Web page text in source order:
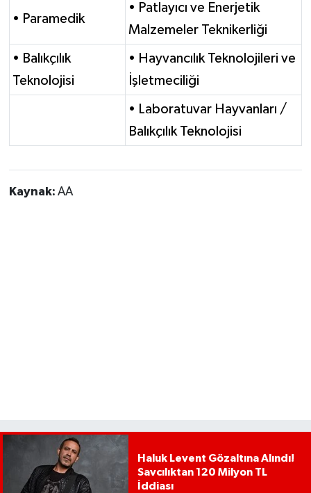
• Paramedik
• Patlayıcı ve Enerjetik
Malzemeler Teknikerliği
• Balıkçılık
Teknolojisi
• Hayvancılık Teknolojileri ve
İşletmeciliği
• Laboratuvar Hayvanları /
Balıkçılık Teknolojisi
Kaynak: AA
Haluk Levent Gözaltına Alındı!
Savcılıktan 120 Milyon TL
İddiası